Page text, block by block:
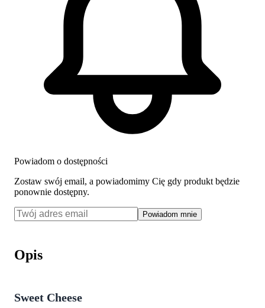
Powiadom o dostępności
Zostaw swój email, a powiadomimy Cię gdy produkt będzie
ponownie dostępny.
Powiadom mnie
Opis
Sweet Cheese